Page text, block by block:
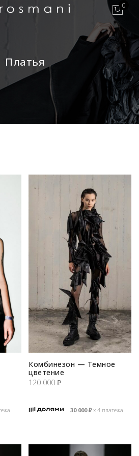
0
Платья
Комбинезон — Темное
цветение
120 000 ₽
30 000₽х 4 платежа